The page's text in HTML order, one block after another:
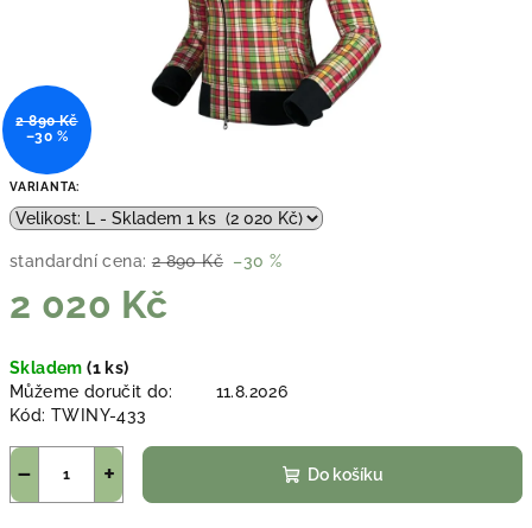
VARIANTA:
standardní cena: 2 890 Kč –30 %
2 020 Kč
cena:
Skladem(1 ks)
Můžeme doručit do:
11.8.2026
Kód: TWINY-433
+
− Do košíku
2 890 Kč
–30 %